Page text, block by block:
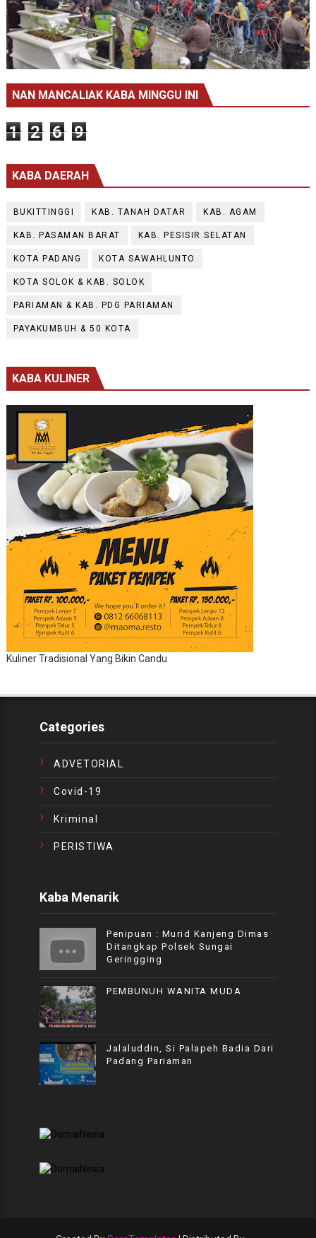
NAN MANCALIAK KABA MINGGU INI
1 2 6 9
KABA DAERAH
BUKITTINGGI KAB. TANAH DATAR KAB. AGAM
KAB. PASAMAN BARAT KAB. PESISIR SELATAN
KOTA PADANG KOTA SAWAHLUNTO
KOTA SOLOK & KAB. SOLOK
PARIAMAN & KAB. PDG PARIAMAN
PAYAKUMBUH & 50 KOTA
KABA KULINER
Kuliner Tradisional Yang Bikin Candu
Categories
ADVETORIAL
Covid-19
Kriminal
PERISTIWA
Kaba Menarik
Penipuan : Murid Kanjeng Dimas
Ditangkap Polsek Sungai
Geringging
PEMBUNUH WANITA MUDA
Jalaluddin, Si Palapeh Badia Dari
Padang Pariaman